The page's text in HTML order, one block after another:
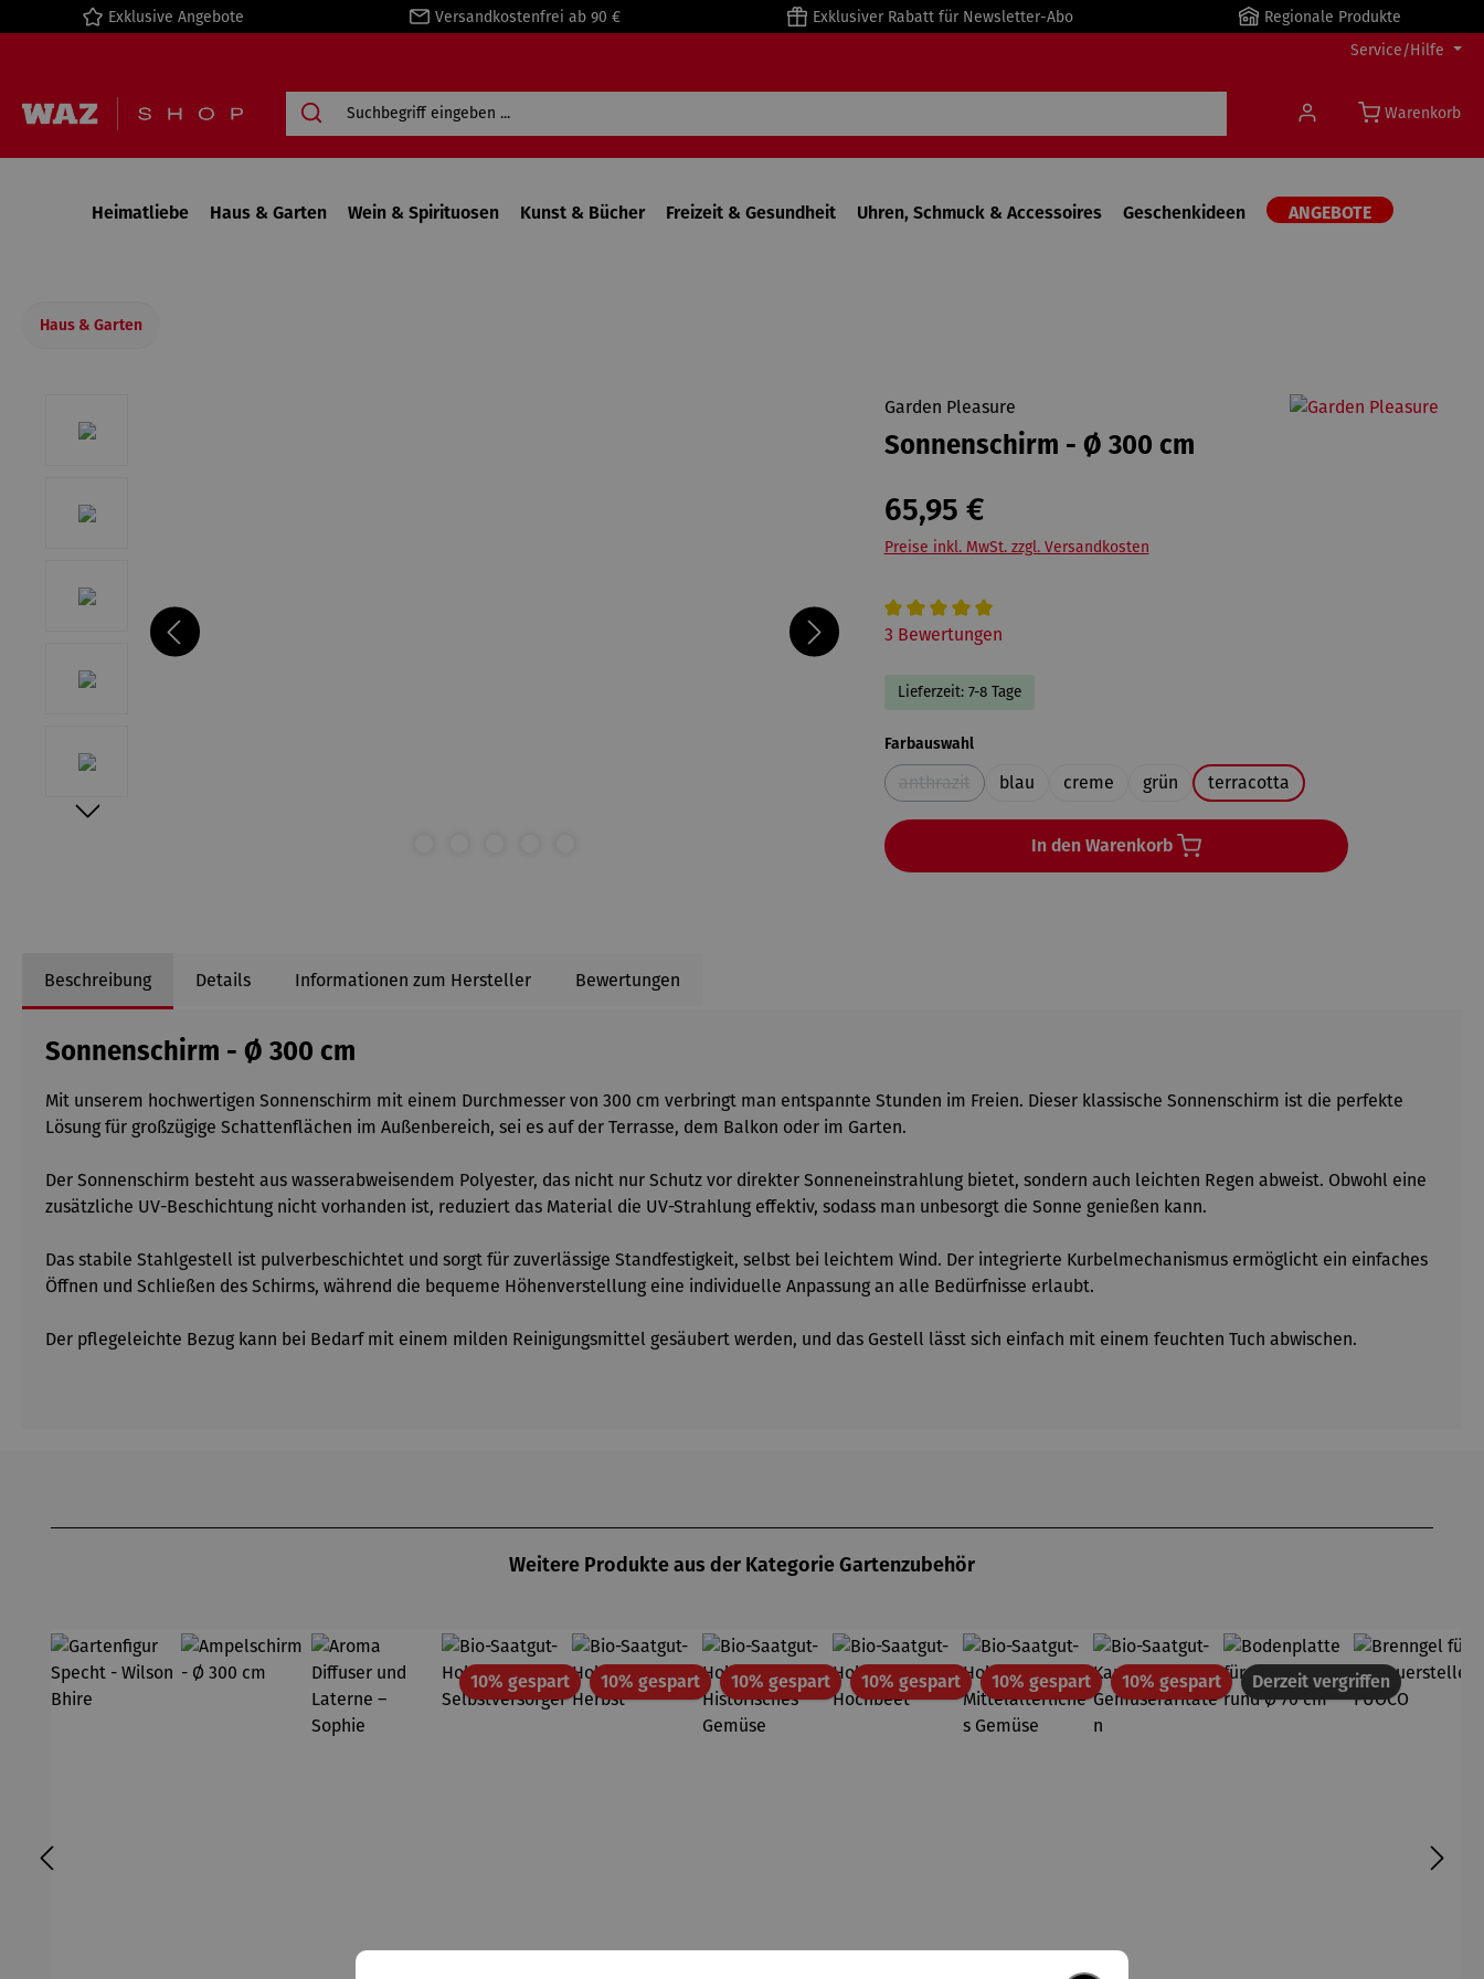
Zur Hauptnavigation springen
Exklusive Angebote Versandkostenfrei ab 90 € Exklusiver Rabatt für Newsletter-Abo
Regionale Produkte
Service/Hilfe
Warenkorb
Heimatliebe Haus & Garten Wein & Spirituosen Kunst & Bücher Freizeit & Gesundheit Uhren, Schmuck & Accessoires Geschenkideen ANGEBOTE
Haus & Garten
Garden Pleasure
Sonnenschirm - Ø 300 cm
65,95 €
Preise inkl. MwSt. zzgl. Versandkosten
Durchschnittliche Bewertung von 5 von 5 Sternen
3 Bewertungen
Lieferzeit: 7-8 Tage
Farbauswahlauswählen
(Diese Option ist zurzeit nicht verfügbar.)
blau creme grün terracotta
In den Warenkorb
Beschreibung Details Informationen zum Hersteller Bewertungen
Sonnenschirm - Ø 300 cm
Mit unserem hochwertigen Sonnenschirm mit einem Durchmesser von 300 cm verbringt man entspannte Stunden im Freien. Dieser klassische Sonnenschirm ist die perfekte
Lösung für großzügige Schattenflächen im Außenbereich, sei es auf der Terrasse, dem Balkon oder im Garten.
Der Sonnenschirm besteht aus wasserabweisendem Polyester, das nicht nur Schutz vor direkter Sonneneinstrahlung bietet, sondern auch leichten Regen abweist. Obwohl eine
zusätzliche UV-Beschichtung nicht vorhanden ist, reduziert das Material die UV-Strahlung effektiv, sodass man unbesorgt die Sonne genießen kann.
Das stabile Stahlgestell ist pulverbeschichtet und sorgt für zuverlässige Standfestigkeit, selbst bei leichtem Wind. Der integrierte Kurbelmechanismus ermöglicht ein einfaches
Öffnen und Schließen des Schirms, während die bequeme Höhenverstellung eine individuelle Anpassung an alle Bedürfnisse erlaubt.
Der pflegeleichte Bezug kann bei Bedarf mit einem milden Reinigungsmittel gesäubert werden, und das Gestell lässt sich einfach mit einem feuchten Tuch abwischen.
Weitere Produkte aus der Kategorie Gartenzubehör
10% gespartRabatt10% gespartRabatt10% gespartRabatt10% gespartRabatt10% gespartRabatt10% gespartRabattDerzeit vergriffen